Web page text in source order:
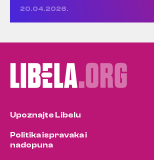
20.04.2026.
Upoznajte Libelu
Politika ispravaka i
nadopuna